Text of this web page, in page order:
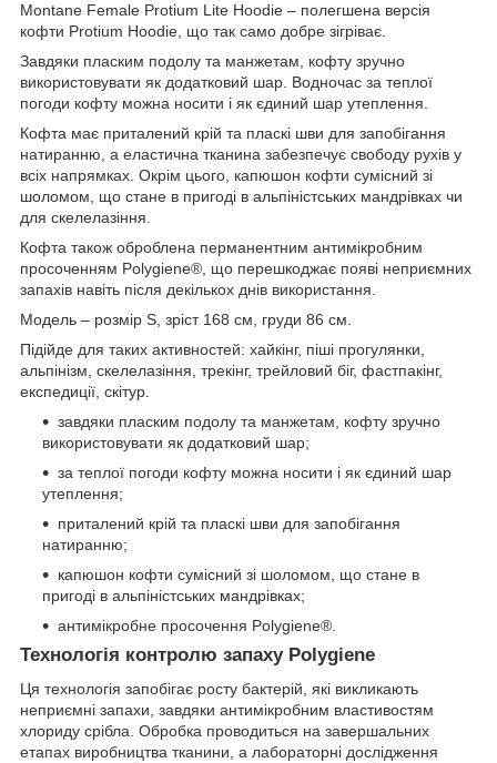
Montane Female Protium Lite Hoodie – полегшена версія
кофти Protium Hoodie, що так само добре зігріває.
Завдяки пласким подолу та манжетам, кофту зручно
використовувати як додатковий шар. Водночас за теплої
погоди кофту можна носити і як єдиний шар утеплення.
Кофта має приталений крій та пласкі шви для запобігання
натиранню, а еластична тканина забезпечує свободу рухів у
всіх напрямках. Окрім цього, капюшон кофти сумісний зі
шоломом, що стане в пригоді в альпіністських мандрівках чи
для скелелазіння.
Кофта також оброблена перманентним антимікробним
просоченням Polygiene®, що перешкоджає появі неприємних
запахів навіть після декількох днів використання.
Модель – розмір S, зріст 168 см, груди 86 см.
Підійде для таких активностей: хайкінг, піші прогулянки,
альпінізм, скелелазіння, трекінг, трейловий біг, фастпакінг,
експедиції, скітур.
завдяки пласким подолу та манжетам, кофту зручно
використовувати як додатковий шар;
за теплої погоди кофту можна носити і як єдиний шар
утеплення;
приталений крій та пласкі шви для запобігання
натиранню;
капюшон кофти сумісний зі шоломом, що стане в
пригоді в альпіністських мандрівках;
антимікробне просочення Polygiene®.
Технологія контролю запаху Polygiene
Ця технологія запобігає росту бактерій, які викликають
неприємні запахи, завдяки антимікробним властивостям
хлориду срібла. Обробка проводиться на завершальних
етапах виробництва тканини, а лабораторні дослідження